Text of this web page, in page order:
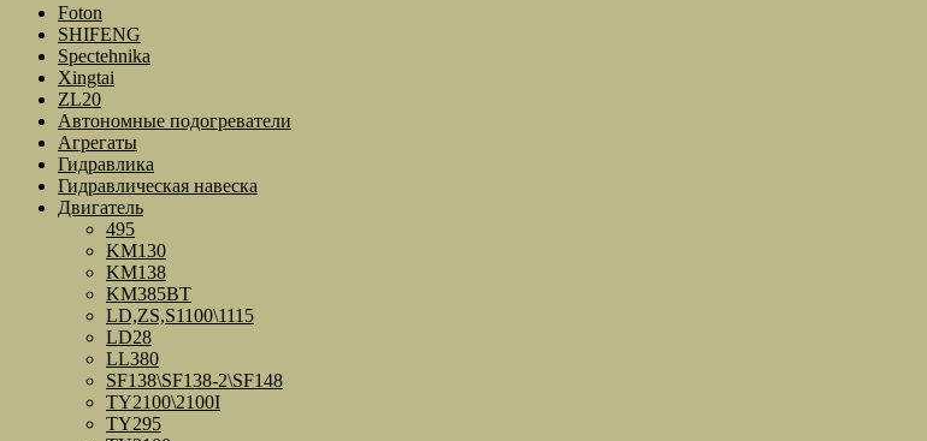
Foton
SHIFENG
Spectehnika
Xingtai
ZL20
Автономные подогреватели
Агрегаты
Гидравлика
Гидравлическая навеска
Двигатель
495
KM130
KM138
KM385BT
LD,ZS,S1100\1115
LD28
LL380
SF138\SF138-2\SF148
TY2100\2100I
TY295